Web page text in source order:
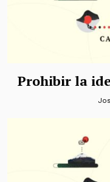
Prohibir la